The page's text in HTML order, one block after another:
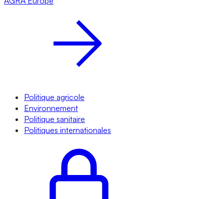
Politique agricole
Environnement
Politique sanitaire
Politiques internationales